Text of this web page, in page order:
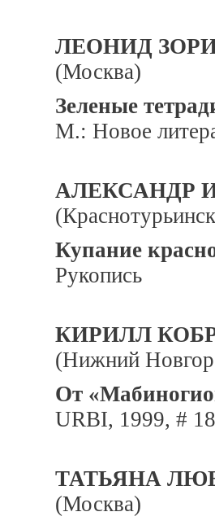
ЛЕОНИД
(Москва)
Зеленые
М.: Новое
АЛЕКСАНДР
Купание
Рукопись
КИРИЛЛ
(Нижний
От
URBI, 1999, # 18
ТАТЬЯНА
(Москва)